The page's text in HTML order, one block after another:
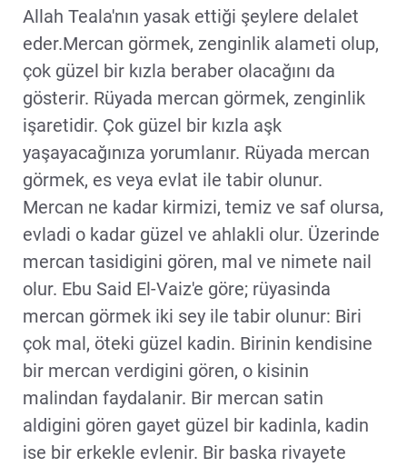
Allah Teala'nın yasak ettiği şeylere delalet
eder.Mercan görmek, zenginlik alameti olup,
çok güzel bir kızla beraber olacağını da
gösterir. Rüyada mercan görmek, zenginlik
işaretidir. Çok güzel bir kızla aşk
yaşayacağınıza yorumlanır. Rüyada mercan
görmek, es veya evlat ile tabir olunur.
Mercan ne kadar kirmizi, temiz ve saf olursa,
evladi o kadar güzel ve ahlakli olur. Üzerinde
mercan tasidigini gören, mal ve nimete nail
olur. Ebu Said El-Vaiz'e göre; rüyasinda
mercan görmek iki sey ile tabir olunur: Biri
çok mal, öteki güzel kadin. Birinin kendisine
bir mercan verdigini gören, o kisinin
malindan faydalanir. Bir mercan satin
aldigini gören gayet güzel bir kadinla, kadin
ise bir erkekle evlenir. Bir baska rivayete